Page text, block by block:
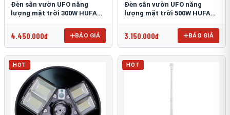
Đèn sân vườn UFO năng
lượng mặt trời 300W HUFA
4.450.000đ BÁO GIÁ
Đèn sân vườn UFO năng
lượng mặt trời 500W HUFA
3.150.000đ BÁO GIÁ
HOT HOT